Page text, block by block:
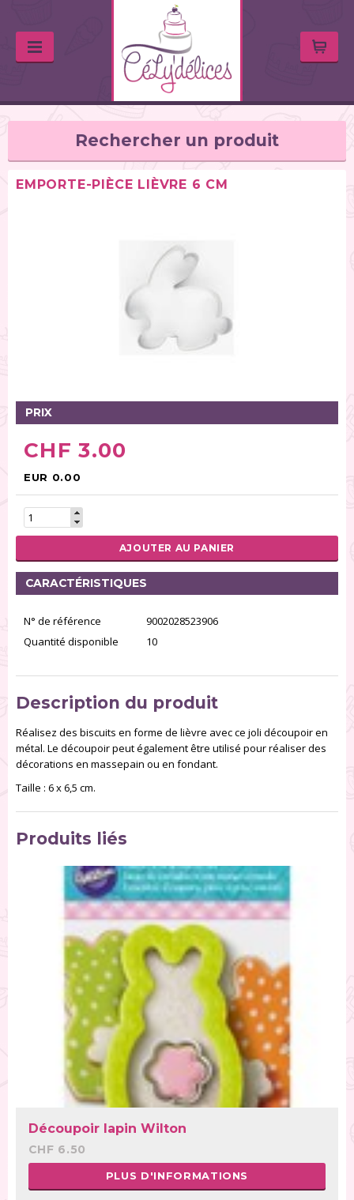
Rechercher un produit
Spatules / ustensiles (90)
Pinces (6)
Rouleaux (18)
Tapis (21)
Outils pour pâte à sucre (86)
Presses à textures (26)
RÉINITIALISER LA RECHERCHE
EMPORTE-PIÈCE LIÈVRE 6 CM
PRIX
CHF 3.00
EUR 0.00
AJOUTER AU PANIER
CARACTÉRISTIQUES
N° de référence
9002028523906
Quantité disponible
10
Description du produit
Réalisez des biscuits en forme de lièvre avec ce joli découpoir en
métal. Le découpoir peut également être utilisé pour réaliser des
décorations en massepain ou en fondant.
Taille : 6 x 6,5 cm.
Produits liés
Découpoir lapin Wilton
CHF 6.50
PLUS D'INFORMATIONS